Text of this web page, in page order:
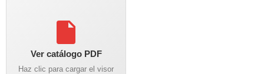
Ver catálogo PDF
Haz clic para cargar el visor